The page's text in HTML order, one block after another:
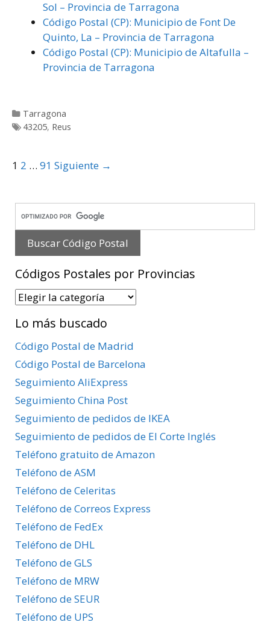
Sol – Provincia de Tarragona
Código Postal (CP): Municipio de Font De
Quinto, La – Provincia de Tarragona
Código Postal (CP): Municipio de Altafulla –
Provincia de Tarragona
Categorías
Tarragona
Etiquetas
43205, Reus
Post
1 2 … 91 Siguiente →
Códigos Postales por Provincias
Códigos
por
Provincias
Lo más buscado
Código Postal de Madrid
Código Postal de Barcelona
Seguimiento AliExpress
Seguimiento China Post
Seguimiento de pedidos de IKEA
Seguimiento de pedidos de El Corte Inglés
Teléfono gratuito de Amazon
Teléfono de ASM
Teléfono de Celeritas
Teléfono de Correos Express
Teléfono de FedEx
Teléfono de DHL
Teléfono de GLS
Teléfono de MRW
Teléfono de SEUR
Teléfono de UPS